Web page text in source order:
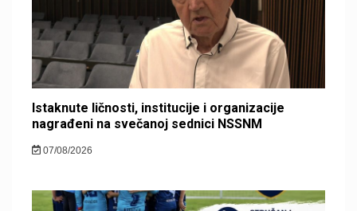
Istaknute ličnosti, institucije i organizacije
nagrađeni na svečanoj sednici NSSNM
07/08/2026